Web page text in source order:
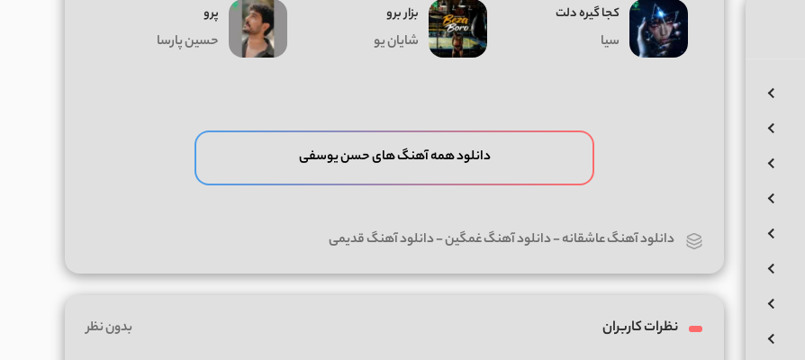
کجا گیره دلت
سیا
بزار برو
شایان یو
پرو
حسین پارسا
دانلود همه آهنگ های حسن یوسفی
دانلود آهنگ عاشقانه-دانلود آهنگ غمگین-دانلود آهنگ قدیمی
نظرات کاربران بدون نظر